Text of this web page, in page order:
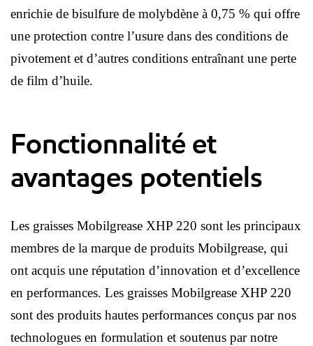
enrichie de bisulfure de molybdène à 0,75 % qui offre
une protection contre l’usure dans des conditions de
pivotement et d’autres conditions entraînant une perte
de film d’huile.
Fonctionnalité et
avantages potentiels
Les graisses Mobilgrease XHP 220 sont les principaux
membres de la marque de produits Mobilgrease, qui
ont acquis une réputation d’innovation et d’excellence
en performances. Les graisses Mobilgrease XHP 220
sont des produits hautes performances conçus par nos
technologues en formulation et soutenus par notre